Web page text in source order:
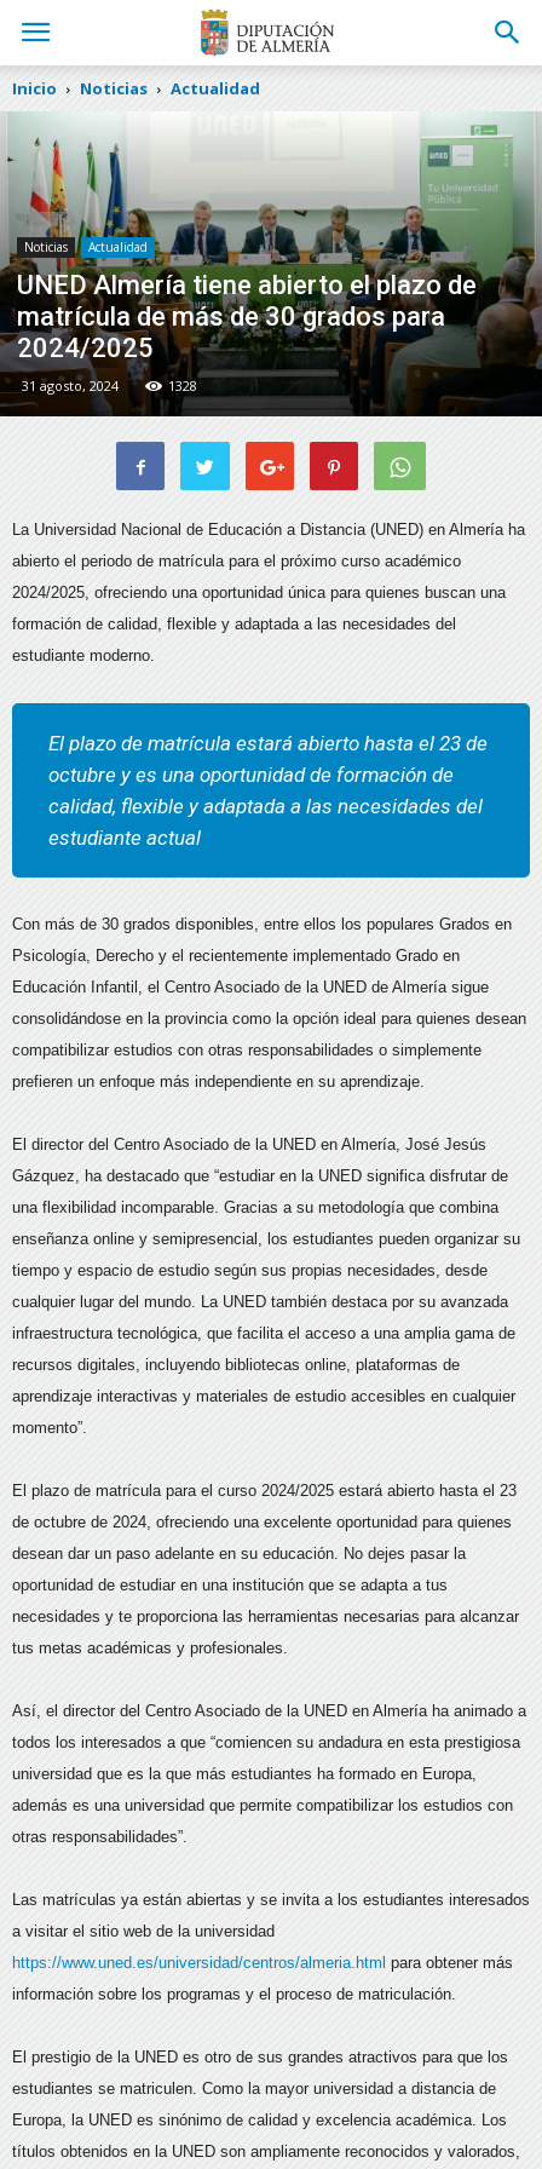
Inicio Noticias Actualidad
Noticias Actualidad
UNED Almería tiene abierto el plazo de
matrícula de más de 30 grados para
2024/2025
31 agosto, 2024 1328
La Universidad Nacional de Educación a Distancia (UNED) en Almería ha
abierto el periodo de matrícula para el próximo curso académico
2024/2025, ofreciendo una oportunidad única para quienes buscan una
formación de calidad, flexible y adaptada a las necesidades del
estudiante moderno.
El plazo de matrícula estará abierto hasta el 23 de
octubre y es una oportunidad de formación de
calidad, flexible y adaptada a las necesidades del
estudiante actual
Con más de 30 grados disponibles, entre ellos los populares Grados en
Psicología, Derecho y el recientemente implementado Grado en
Educación Infantil, el Centro Asociado de la UNED de Almería sigue
consolidándose en la provincia como la opción ideal para quienes desean
compatibilizar estudios con otras responsabilidades o simplemente
prefieren un enfoque más independiente en su aprendizaje.
El director del Centro Asociado de la UNED en Almería, José Jesús
Gázquez, ha destacado que “estudiar en la UNED significa disfrutar de
una flexibilidad incomparable. Gracias a su metodología que combina
enseñanza online y semipresencial, los estudiantes pueden organizar su
tiempo y espacio de estudio según sus propias necesidades, desde
cualquier lugar del mundo. La UNED también destaca por su avanzada
infraestructura tecnológica, que facilita el acceso a una amplia gama de
recursos digitales, incluyendo bibliotecas online, plataformas de
aprendizaje interactivas y materiales de estudio accesibles en cualquier
momento”.
El plazo de matrícula para el curso 2024/2025 estará abierto hasta el 23
de octubre de 2024, ofreciendo una excelente oportunidad para quienes
desean dar un paso adelante en su educación. No dejes pasar la
oportunidad de estudiar en una institución que se adapta a tus
necesidades y te proporciona las herramientas necesarias para alcanzar
tus metas académicas y profesionales.
Así, el director del Centro Asociado de la UNED en Almería ha animado a
todos los interesados a que “comiencen su andadura en esta prestigiosa
universidad que es la que más estudiantes ha formado en Europa,
además es una universidad que permite compatibilizar los estudios con
otras responsabilidades”.
Las matrículas ya están abiertas y se invita a los estudiantes interesados
a visitar el sitio web de la universidad
https://www.uned.es/universidad/centros/almeria.html para obtener más
información sobre los programas y el proceso de matriculación.
El prestigio de la UNED es otro de sus grandes atractivos para que los
estudiantes se matriculen. Como la mayor universidad a distancia de
Europa, la UNED es sinónimo de calidad y excelencia académica. Los
títulos obtenidos en la UNED son ampliamente reconocidos y valorados,